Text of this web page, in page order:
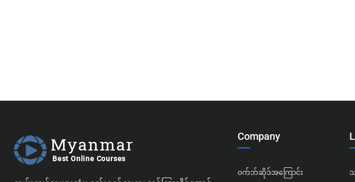
Myanmar
Best Online Courses
Company
၀က်ဘ်ဆိုဒ်အကြောင်း